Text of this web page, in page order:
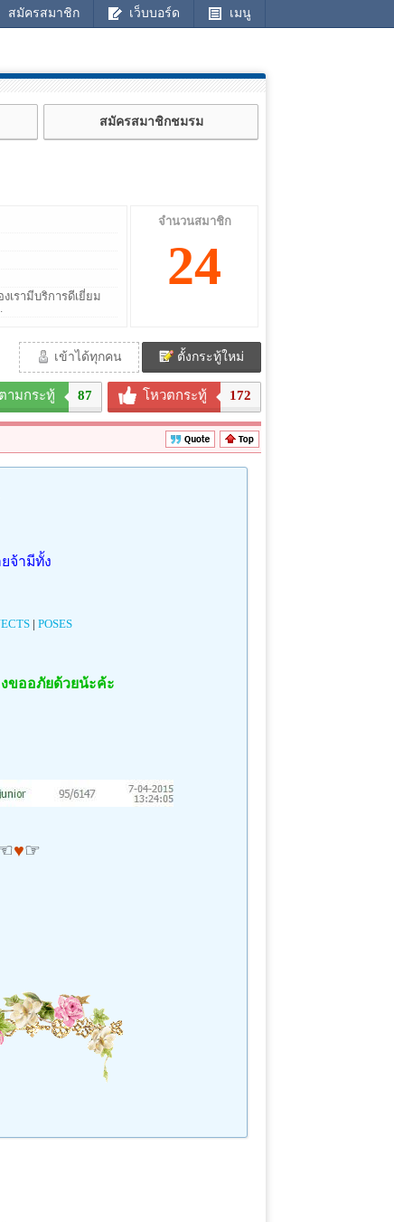
สมัครสมาชิก เว็บบอร์ด เมนู
สมัครสมาชิกชมรม
เรามีบริการดีเยี่ยม
จำนวนสมาชิก
24
เข้าได้ทุกคน ตั้งกระทู้ใหม่
ามกระทู้ 87 โหวตกระทู้ 172
ยจ้ามีทั้ง
| POSES
ขออภัยด้วยน้ะค้ะ
♥☞